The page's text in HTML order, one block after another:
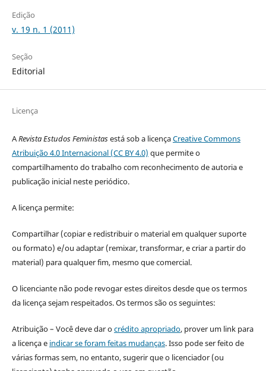
Edição
v. 19 n. 1 (2011)
Seção
Editorial
Licença
ARevista Estudos Feministasestá sob a licençaCreative Commons
Atribuição 4.0 Internacional (CC BY 4.0) que permite o
compartilhamento do trabalho com reconhecimento de autoria e
publicação inicial neste periódico.
A licença permite:
Compartilhar (copiar e redistribuir o material em qualquer suporte
ou formato) e/ou adaptar (remixar, transformar, e criar a partir do
material) para qualquer fim, mesmo que comercial.
O licenciante não pode revogar estes direitos desde que os termos
da licença sejam respeitados. Os termos são os seguintes:
Atribuição – Você deve dar ocrédito apropriado, prover um link para
a licença e indicar se foram feitas mudanças. Isso pode ser feito de
várias formas sem, no entanto, sugerir que o licenciador (ou